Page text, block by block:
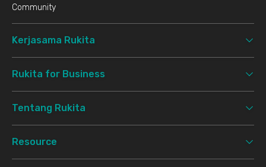
Community
Kerjasama Rukita
Rukita for Business
Tentang Rukita
Resource